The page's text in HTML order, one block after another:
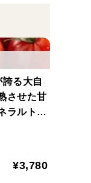
る大自
させた甘
ラルトマ
¥3,780